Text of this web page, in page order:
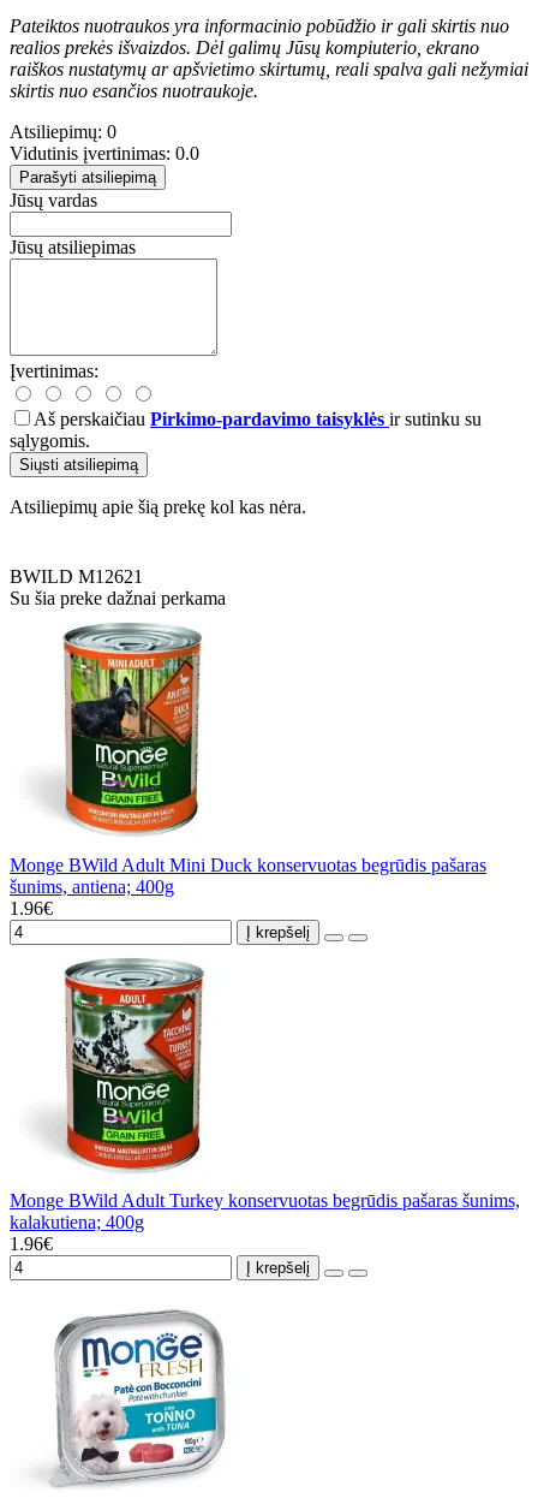
Pateiktos nuotraukos yra informacinio pobūdžio ir gali skirtis nuo
realios prekės išvaizdos. Dėl galimų Jūsų kompiuterio, ekrano
raiškos nustatymų ar apšvietimo skirtumų, reali spalva gali nežymiai
skirtis nuo esančios nuotraukoje.
Atsiliepimų: 0
Vidutinis įvertinimas: 0.0
Parašyti atsiliepimą
Jūsų vardas
Jūsų atsiliepimas
Įvertinimas:
Aš perskaičiau Pirkimo-pardavimo taisyklės ir sutinku su
sąlygomis.
Siųsti atsiliepimą
Atsiliepimų apie šią prekę kol kas nėra.
BWILD M12621
Su šia preke dažnai perkama
Monge BWild Adult Mini Duck konservuotas begrūdis pašaras
šunims, antiena; 400g
1.96€
Į krepšelį
Monge BWild Adult Turkey konservuotas begrūdis pašaras šunims,
kalakutiena; 400g
1.96€
Į krepšelį